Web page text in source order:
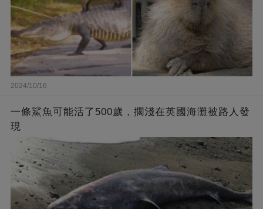
2024/10/16
一條鯊魚可能活了500歲，擱淺在英國海灘被路人發
現